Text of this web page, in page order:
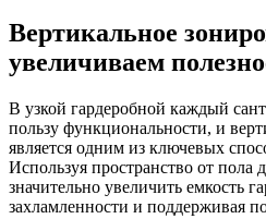
Вертикальное
увеличиваем
В узкой гардеробной каждый
пользу функциональности, и
является одним из ключевых
Используя пространство от пола
значительно увеличить емкость
захламленности и поддерживая